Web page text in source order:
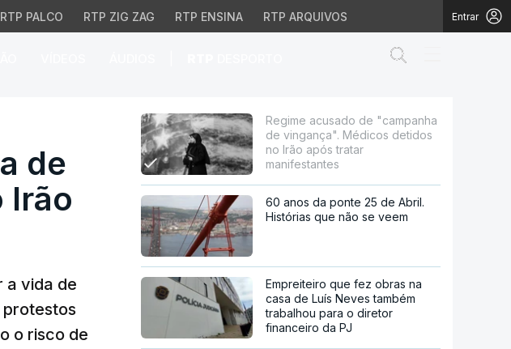
RTP PALCO RTP ZIG ZAG RTP ENSINA RTP ARQUIVOS Entrar
vingança". Médicos detidos
de
Irão
a vida de
protestos
o risco de
Regime acusado de "campanha
de vingança". Médicos detidos
no Irão após tratar
manifestantes
60 anos da ponte 25 de Abril.
Histórias que não se veem
Empreiteiro que fez obras na
casa de Luís Neves também
trabalhou para o diretor
financeiro da PJ